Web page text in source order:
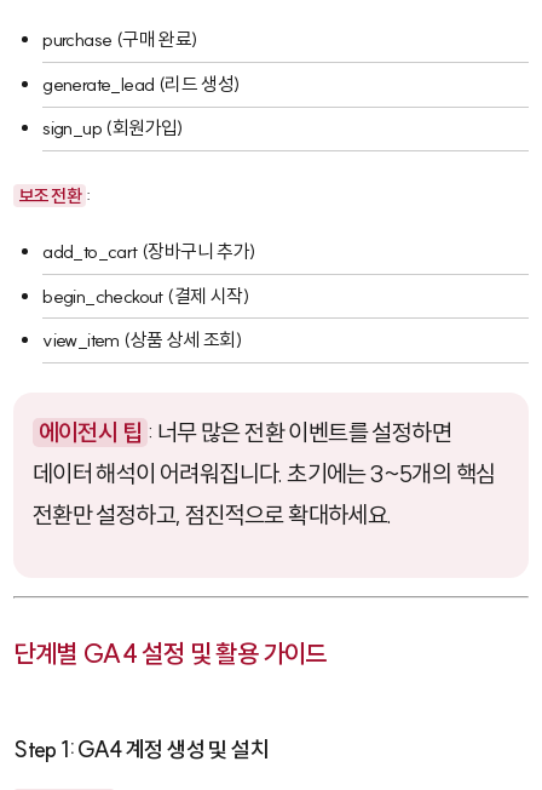
purchase (구매 완료)
generate_lead (리드 생성)
sign_up (회원가입)
보조 전환 :
add_to_cart(장바구니 추가)
begin_checkout(결제 시작)
view_item (상품 상세 조회)
에이전시 팁 : 너무 많은 전환 이벤트를 설정하면
데이터 해석이 어려워집니다. 초기에는 3~5개의 핵심
전환만 설정하고, 점진적으로 확대하세요.
단계별 GA4 설정 및 활용 가이드
Step 1: GA4 계정 생성 및 설치